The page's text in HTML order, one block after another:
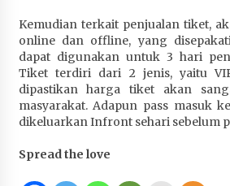
Kemudian terkait penjualan tiket,
online dan offline, yang
dapat digunakan untuk 3 hari
Tiket terdiri dari 2 jenis, yaitu
dipastikan harga tiket akan
masyarakat. Adapun pass masuk
dikeluarkan Infront sehari sebelum
Spread the love